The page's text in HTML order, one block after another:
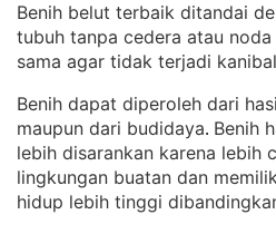
Benih belut terbaik ditandai
tubuh tanpa cedera atau
sama agar tidak terjadi
Benih dapat diperoleh dari
maupun dari budidaya. Benih
lebih disarankan karena lebih
lingkungan buatan dan
hidup lebih tinggi